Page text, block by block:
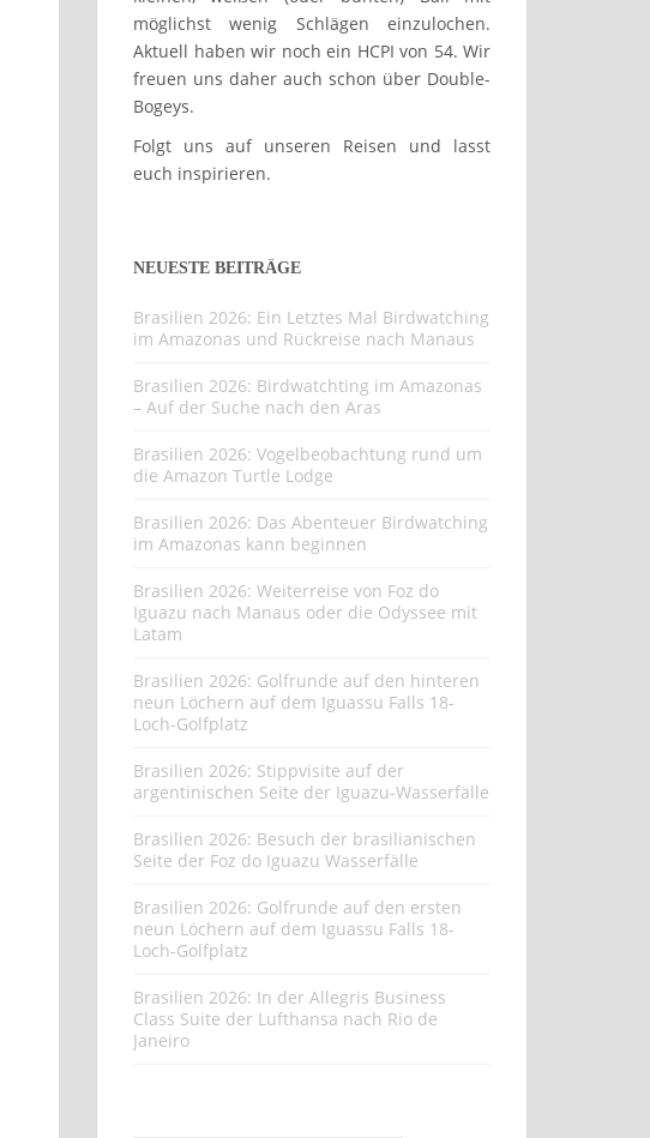
möglichst wenig Schlägen einzulochen.
Aktuell haben wir noch ein HCPI von 54. Wir
freuen uns daher auch schon über Double-
Bogeys.
Folgt uns auf unseren Reisen und lasst
euch inspirieren.
NEUESTE BEITRÄGE
Brasilien 2026: Ein Letztes Mal Birdwatching
im Amazonas und Rückreise nach Manaus
Brasilien 2026: Birdwatchting im Amazonas
– Auf der Suche nach den Aras
Brasilien 2026: Vogelbeobachtung rund um
die Amazon Turtle Lodge
Brasilien 2026: Das Abenteuer Birdwatching
im Amazonas kann beginnen
Brasilien 2026: Weiterreise von Foz do
Iguazu nach Manaus oder die Odyssee mit
Latam
Brasilien 2026: Golfrunde auf den hinteren
neun Löchern auf dem Iguassu Falls 18-
Loch-Golfplatz
Brasilien 2026: Stippvisite auf der
argentinischen Seite der Iguazu-Wasserfälle
Brasilien 2026: Besuch der brasilianischen
Seite der Foz do Iguazu Wasserfälle
Brasilien 2026: Golfrunde auf den ersten
neun Löchern auf dem Iguassu Falls 18-
Loch-Golfplatz
Brasilien 2026: In der Allegris Business
Class Suite der Lufthansa nach Rio de
Janeiro